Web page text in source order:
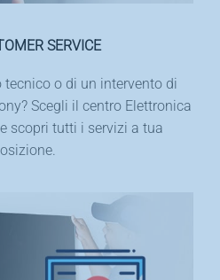
SERVICE
o di un intervento di
Scegli il centro Elettronica
scopri tutti i servizi a tua